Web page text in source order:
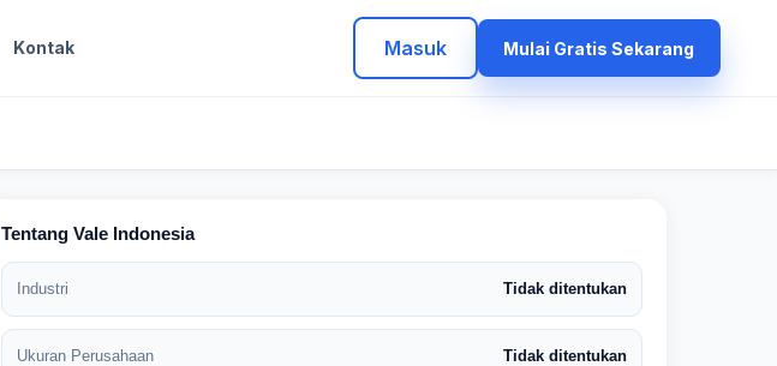
Kontak Masuk Mulai Gratis Sekarang
Tentang Vale Indonesia
Industri Tidak ditentukan
Ukuran Perusahaan Tidak ditentukan